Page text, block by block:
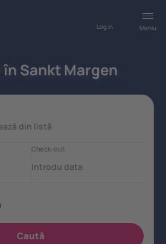
Meniu
Log in
Sankt Margen